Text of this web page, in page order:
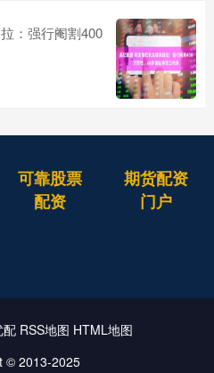
：强行阉割400
可靠股票
配资
期货配资
门户
配 RSS地图 HTML地图
© 2013-2025